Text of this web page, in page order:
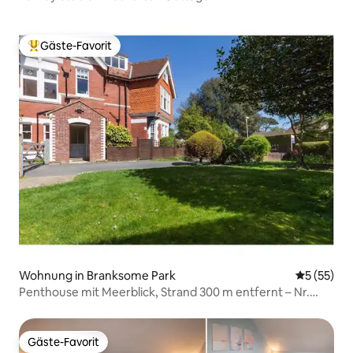
Beliebter Gäste-Favorit.
Gäste-Favorit
Wohnung in Branksome Park
5 (55)
Penthouse mit Meerblick, Strand 300 m entfernt – Nr.
Gäste-Favorit
Gäste-Favorit